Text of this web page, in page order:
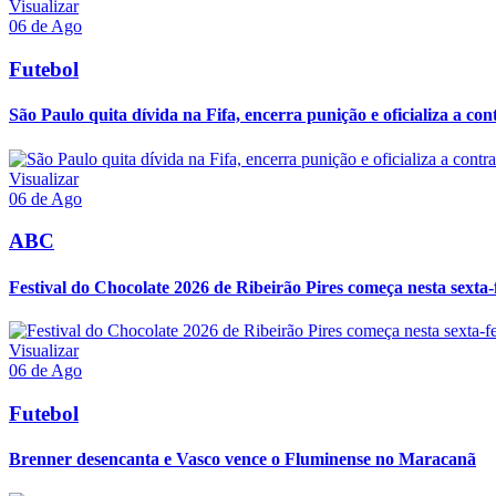
Visualizar
06 de Ago
Futebol
São Paulo quita dívida na Fifa, encerra punição e oficializa a
Visualizar
06 de Ago
ABC
Festival do Chocolate 2026 de Ribeirão Pires começa nesta
Visualizar
06 de Ago
Futebol
Brenner desencanta e Vasco vence o Fluminense no Maracanã